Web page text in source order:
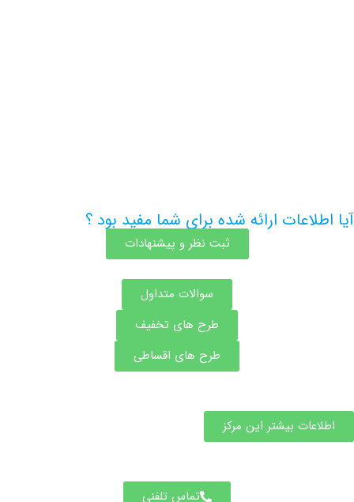
ارائه شده برای شما مفید بود ؟
ثبت نظر و پیشنهادات
سوالات متداول
طرح های تخفیف
طرح های اقساطی
بیشتر این مرکز
تماس تلفنی